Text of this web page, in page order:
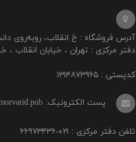
آدرس فروشگاه : خ انقلاب، رو‌به‌روی دانشگاه تهران، پ
دفتر مرکزی : تهران ، خیابان انقلاب ،
کدپستی : ۱۳۱۴۸۷۳۹۶۵
پست الکترونیک: info@morvarid.pub
تلفن دفتر مرکزی : ۰۲۱-۶۶۹۷۳۴۳۶